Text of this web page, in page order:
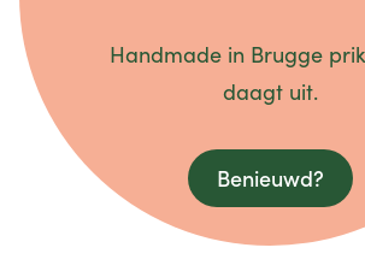
Handmade in Brugge
daagt uit.
Benieuwd?